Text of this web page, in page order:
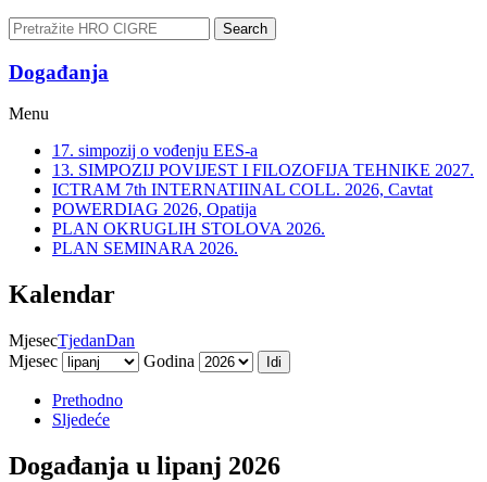
Search
Događanja​
Menu
17. simpozij o vođenju EES-a
13. SIMPOZIJ POVIJEST I FILOZOFIJA TEHNIKE 2027.
ICTRAM 7th INTERNATIINAL COLL. 2026, Cavtat
POWERDIAG 2026, Opatija
PLAN OKRUGLIH STOLOVA 2026.
PLAN SEMINARA 2026.
Kalendar
MjesecTjedanDan
Mjesec
Godina
Prethodno
Sljedeće
Događanja u lipanj 2026